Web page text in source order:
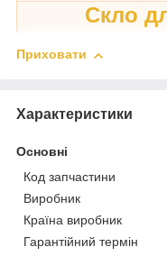
Скло
Приховати
Характеристики
Основні
Код запчастини
Виробник
Країна виробник
Гарантійний термін